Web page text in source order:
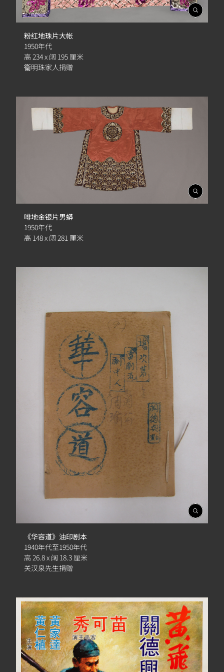
開
啟
粉红地珠片大帐
1950年代
高 234 x 阔 195 厘米
衞明珠家人捐赠
開
啟
啡地金银片男蟒
1950年代
高 148 x 阔 281 厘米
開
啟
《华容道》油印剧本
1940年代至1950年代
高 26.8 x 阔 18.3 厘米
关汉泉先生捐赠